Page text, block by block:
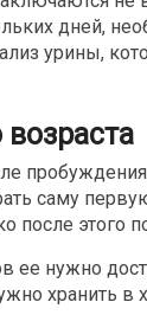
дней,
урины,
саму
после этого
ее нужно
хранить в